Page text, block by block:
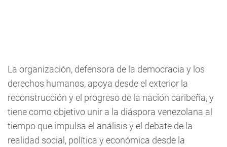
La organización, defensora de la democracia y los
derechos humanos, apoya desde el exterior la
reconstrucción y el progreso de la nación caribeña, y
tiene como objetivo unir a la diáspora venezolana al
tiempo que impulsa el análisis y el debate de la
realidad social, política y económica desde la